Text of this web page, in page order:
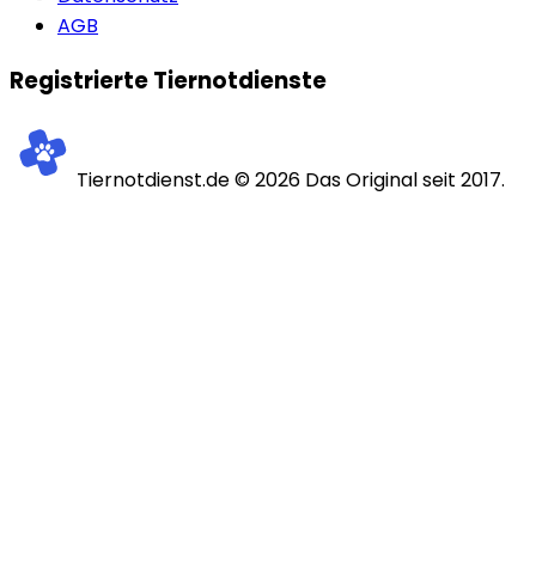
AGB
Registrierte Tiernotdienste
Tiernotdienst.de ©2026 Das Original seit 2017.